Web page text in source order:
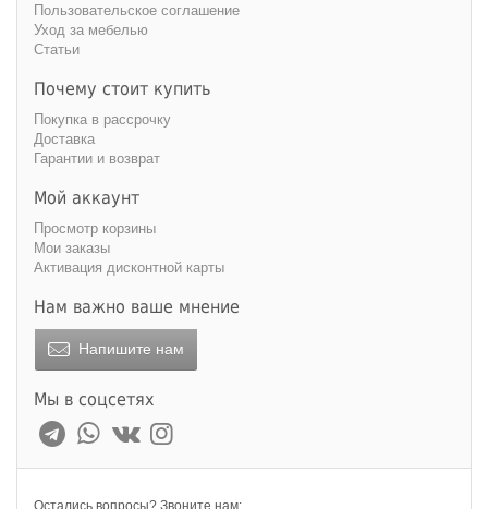
Пользовательское соглашение
Уход за мебелью
Статьи
Почему стоит купить
Покупка в рассрочку
Доставка
Гарантии и возврат
Мой аккаунт
Просмотр корзины
Мои заказы
Активация дисконтной карты
Нам важно ваше мнение
Напишите нам
Мы в соцсетях